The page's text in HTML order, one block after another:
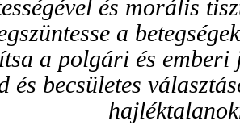
és morális
a
a polgári és
és becsületes